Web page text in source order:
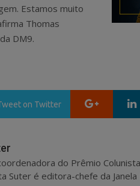
Estamos muito
Thomas
DM9.
on Twitter Google+
do Prêmio
Suter é editora-chefe da Janela